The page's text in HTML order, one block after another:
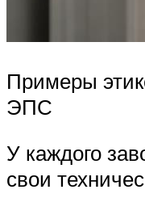
Примеры
ЭПС
У каждого
свои